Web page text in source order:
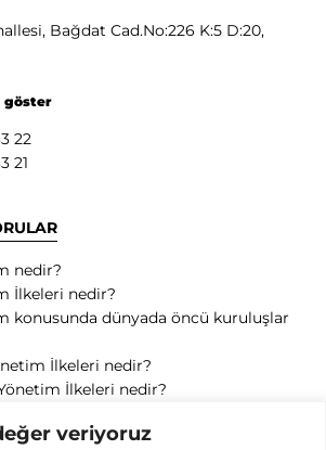
veriyoruz
Bağdat Cad.No:226 K:5 D:20,
göster
22
21
nedir?
İlkeleri nedir?
konusunda dünyada öncü kuruluşlar
İlkeleri nedir?
İlkeleri nedir?